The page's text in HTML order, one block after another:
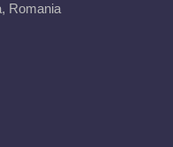
Romania